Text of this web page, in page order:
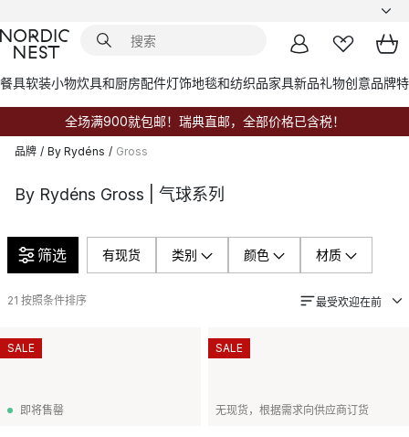
餐具软装小物炊具和厨房配件灯饰地毯和纺织品家具新品礼物创意品牌
全场满900就包邮！瑞典直邮，全部价格已含税！
品牌 / By Rydéns / Gross
By Rydéns Gross | 气球系列
筛选 有现货 类别 颜色 材质
21 按照条件排序 最受欢迎在前
即将售罄
SALE
无现货，根据需求向供应商订货
SALE